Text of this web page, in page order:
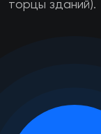
торцы зданий).